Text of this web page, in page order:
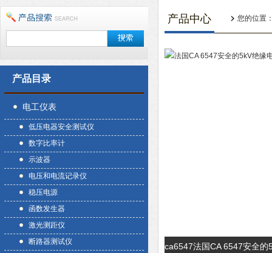
产品目录
电工仪表
低压电器安全测试仪
数字比率计
示波器
电压和电流记录仪
稳压电源
函数发生器
激光测距仪
断路器测试仪
产品中心 您的位置
ca6547法国CA 6547安全